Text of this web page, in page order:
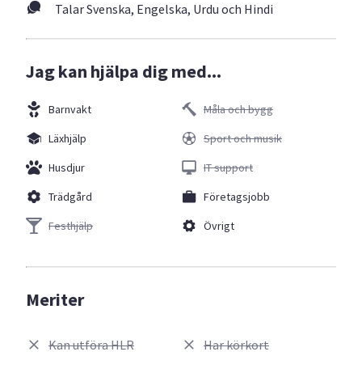
Talar Svenska, Engelska, Urdu och Hindi
Jag kan hjälpa dig med...
Barnvakt
Läxhjälp
Husdjur
Trädgård
Festhjälp
Måla och bygg
Sport och musik
IT support
Företagsjobb
Övrigt
Meriter
Kan utföra HLR Har körkort